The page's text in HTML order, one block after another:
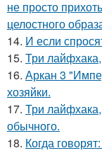
не просто
целостного
14. И если
15. Три
16. Аркан 3
хозяйки.
17. Три
обычного.
18. Когда